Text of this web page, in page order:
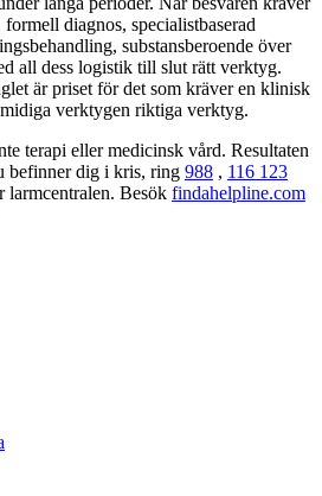
diagnos, specialistbaserad
substansberoende över
all dess logistik till slut rätt verktyg.
är priset för det som kräver en klinisk
verktygen riktiga verktyg.
terapi eller medicinsk vård. Resultaten
befinner dig i kris, ring 988 , 116 123
larmcentralen. Besök findahelpline.com